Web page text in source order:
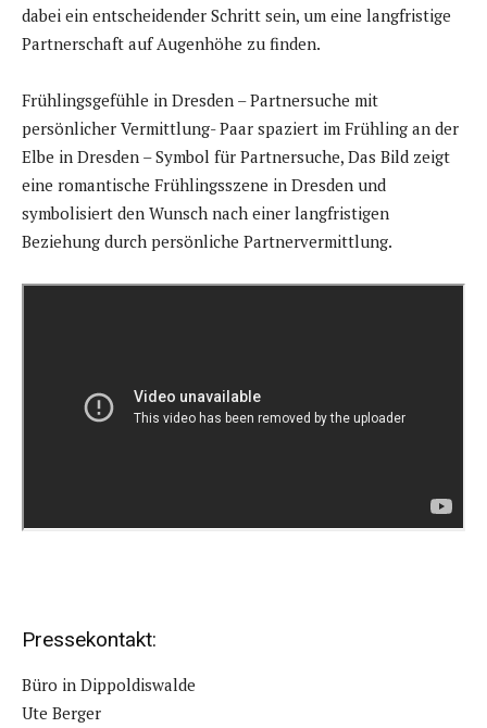
dabei ein entscheidender Schritt sein, um eine langfristige
Partnerschaft auf Augenhöhe zu finden.
Frühlingsgefühle in Dresden – Partnersuche mit
persönlicher Vermittlung- Paar spaziert im Frühling an der
Elbe in Dresden – Symbol für Partnersuche, Das Bild zeigt
eine romantische Frühlingsszene in Dresden und
symbolisiert den Wunsch nach einer langfristigen
Beziehung durch persönliche Partnervermittlung.
Pressekontakt:
Büro in Dippoldiswalde
Ute Berger